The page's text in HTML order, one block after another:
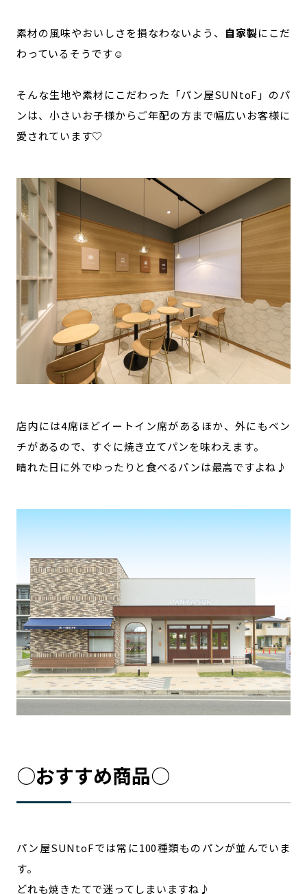
素材の風味やおいしさを損なわないよう、 自家製にこだ
わっているそうです☺️
そんな生地や素材にこだわった「パン屋SUNtoF」のパ
ンは、小さいお子様からご年配の方まで幅広いお客様に
愛されています♡
店内には4席ほどイートイン席があるほか、外にもベン
チがあるので、すぐに焼き立てパンを味わえます。
晴れた日に外でゆったりと食べるパンは最高ですよね♪
○おすすめ商品○
パン屋SUNtoFでは常に100種類ものパンが並んでいま
す。
どれも焼きたてで迷ってしまいますね♪